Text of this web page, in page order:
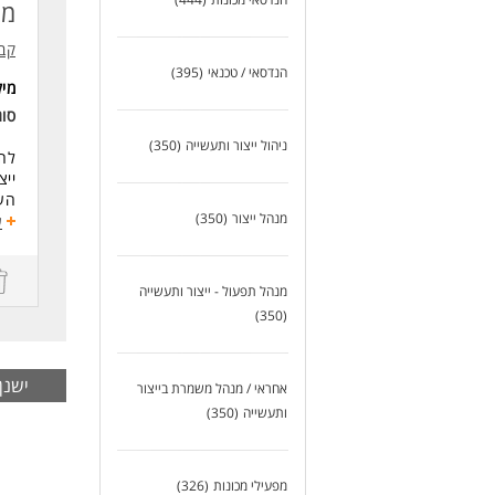
הנדסאי / טכנאי (395)
ניהול ייצור ותעשייה (350)
מנהל ייצור (350)
מנהל תפעול - ייצור ותעשייה
(350)
אחראי / מנהל משמרת בייצור
ותעשייה (350)
מפעילי מכונות (326)
ישנן -3 משרות בצפון,הגליל והגולן,גליל